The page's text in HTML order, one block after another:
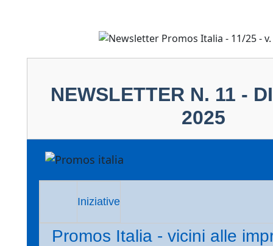
NEWSLETTER N. 11 -
2025
Iniziative
Promos Italia - vicini alle